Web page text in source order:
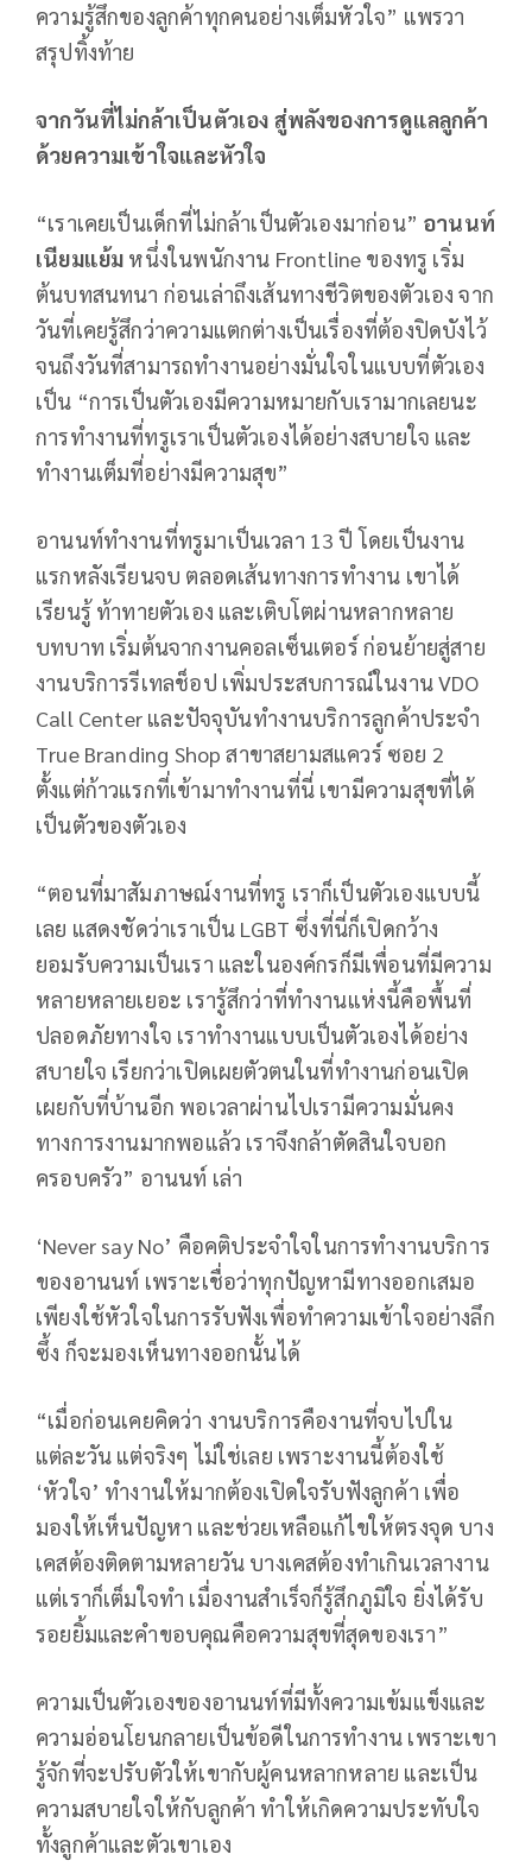
ความรู้สึกของลูกค้าทุกคนอย่างเต็มหัวใจ” แพรวา
สรุปทิ้งท้าย
จากวันที่ไม่กล้าเป็นตัวเอง สู่พลังของการดูแลลูกค้า
ด้วยความเข้าใจและหัวใจ
“เราเคยเป็นเด็กที่ไม่กล้าเป็นตัวเองมาก่อน” อานนท์
เนียมแย้ม หนึ่งในพนักงาน Frontline ของทรู เริ่ม
ต้นบทสนทนา ก่อนเล่าถึงเส้นทางชีวิตของตัวเอง จาก
วันที่เคยรู้สึกว่าความแตกต่างเป็นเรื่องที่ต้องปิดบังไว้
จนถึงวันที่สามารถทำงานอย่างมั่นใจในแบบที่ตัวเอง
เป็น “การเป็นตัวเองมีความหมายกับเรามากเลยนะ
การทำงานที่ทรูเราเป็นตัวเองได้อย่างสบายใจ และ
ทำงานเต็มที่อย่างมีความสุข”
อานนท์ทำงานที่ทรูมาเป็นเวลา 13 ปี โดยเป็นงาน
แรกหลังเรียนจบ ตลอดเส้นทางการทำงาน เขาได้
เรียนรู้ ท้าทายตัวเอง และเติบโตผ่านหลากหลาย
บทบาท เริ่มต้นจากงานคอลเซ็นเตอร์ ก่อนย้ายสู่สาย
งานบริการรีเทลช็อป เพิ่มประสบการณ์ในงาน VDO
Call Center และปัจจุบันทำงานบริการลูกค้าประจำ
True Branding Shop สาขาสยามสแควร์ ซอย 2
ตั้งแต่ก้าวแรกที่เข้ามาทำงานที่นี่ เขามีความสุขที่ได้
เป็นตัวของตัวเอง
“ตอนที่มาสัมภาษณ์งานที่ทรู เราก็เป็นตัวเองแบบนี้
เลย แสดงชัดว่าเราเป็น LGBT ซึ่งที่นี่ก็เปิดกว้าง
ยอมรับความเป็นเรา และในองค์กรก็มีเพื่อนที่มีความ
หลายหลายเยอะ เรารู้สึกว่าที่ทำงานแห่งนี้คือพื้นที่
ปลอดภัยทางใจ เราทำงานแบบเป็นตัวเองได้อย่าง
สบายใจ เรียกว่าเปิดเผยตัวตนในที่ทำงานก่อนเปิด
เผยกับที่บ้านอีก พอเวลาผ่านไปเรามีความมั่นคง
ทางการงานมากพอแล้ว เราจึงกล้าตัดสินใจบอก
ครอบครัว” อานนท์ เล่า
‘Never say No’ คือคติประจำใจในการทำงานบริการ
ของอานนท์ เพราะเชื่อว่าทุกปัญหามีทางออกเสมอ
เพียงใช้หัวใจในการรับฟังเพื่อทำความเข้าใจอย่างลึก
ซึ้ง ก็จะมองเห็นทางออกนั้นได้
“เมื่อก่อนเคยคิดว่า งานบริการคืองานที่จบไปใน
แต่ละวัน แต่จริงๆ ไม่ใช่เลย เพราะงานนี้ต้องใช้
‘หัวใจ’ ทำงานให้มากต้องเปิดใจรับฟังลูกค้า เพื่อ
มองให้เห็นปัญหา และช่วยเหลือแก้ไขให้ตรงจุด บาง
เคสต้องติดตามหลายวัน บางเคสต้องทำเกินเวลางาน
แต่เราก็เต็มใจทำ เมื่องานสำเร็จก็รู้สึกภูมิใจ ยิ่งได้รับ
รอยยิ้มและคำขอบคุณคือความสุขที่สุดของเรา”
ความเป็นตัวเองของอานนท์ที่มีทั้งความเข้มแข็งและ
ความอ่อนโยนกลายเป็นข้อดีในการทำงาน เพราะเขา
รู้จักที่จะปรับตัวให้เขากับผู้คนหลากหลาย และเป็น
ความสบายใจให้กับลูกค้า ทำให้เกิดความประทับใจ
ทั้งลูกค้าและตัวเขาเอง